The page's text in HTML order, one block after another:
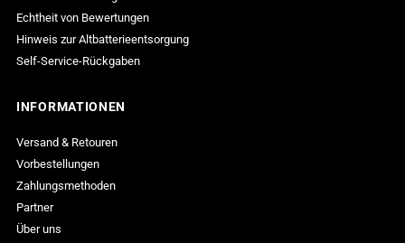
Echtheit von Bewertungen
Hinweis zur Altbatterieentsorgung
Self-Service-Rückgaben
INFORMATIONEN
Versand & Retouren
Vorbestellungen
Zahlungsmethoden
Partner
Über uns